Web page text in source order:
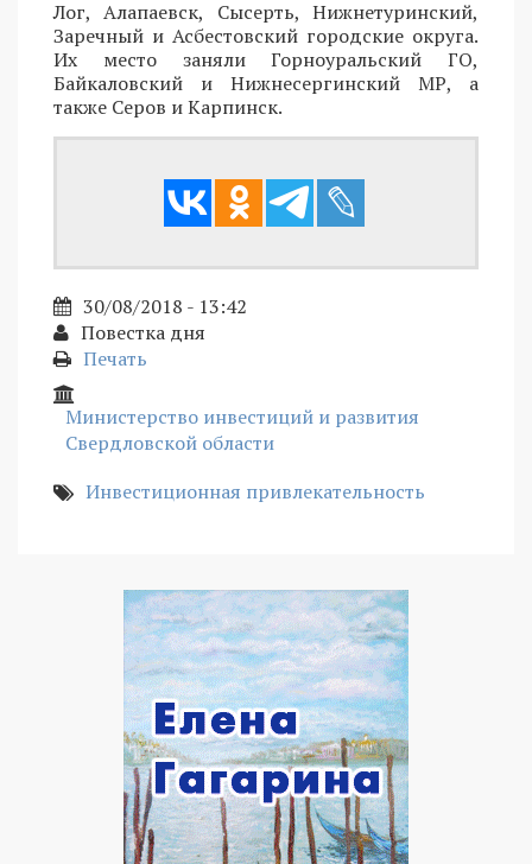
Лог, Алапаевск, Сысерть, Нижнетуринский,
Заречный и Асбестовский городские округа.
Их место заняли Горноуральский ГО,
Байкаловский и Нижнесергинский МР, а
также Серов и Карпинск.
30/08/2018 - 13:42
Повестка дня
Печать
Министерство инвестиций и развития
Свердловской области
Инвестиционная привлекательность